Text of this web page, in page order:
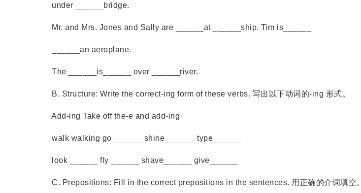
under ______bridge.
Mr. and Mrs. Jones and Sally are ______at ______ship. Tim is______
______an aeroplane.
The ______is______ over ______river.
B. Structure: Write the correct-ing form of these verbs. 写出以下动词的-ing 形式。
Add-ing Take off the-e and add-ing
walk walking go ______ shine ______ type______
look ______ fly ______ shave______ give______
C. Prepositions: Fill in the correct prepositions in the sentences. 用正确的介词填空。